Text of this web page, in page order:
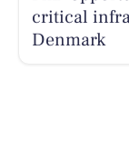
critical
Denmark